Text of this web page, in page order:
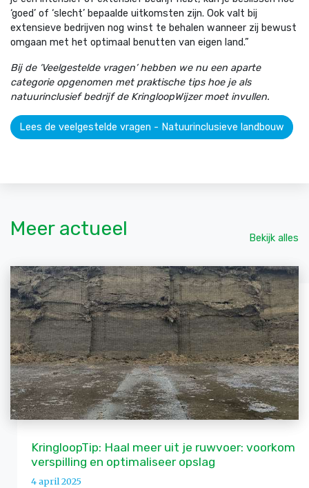
‘goed’ of ‘slecht’ bepaalde uitkomsten zijn. Ook valt bij
extensieve bedrijven nog winst te behalen wanneer zij bewust
omgaan met het optimaal benutten van eigen land.”
Bij de ‘Veelgestelde vragen’ hebben we nu een aparte
categorie opgenomen met praktische tips hoe je als
natuurinclusief bedrijf de KringloopWijzer moet invullen.
Lees de veelgestelde vragen - Natuurinclusieve landbouw
Meer actueel Bekijk alles
KringloopTip: Haal meer uit je ruwvoer: voorkom
verspilling en optimaliseer opslag
4 april 2025